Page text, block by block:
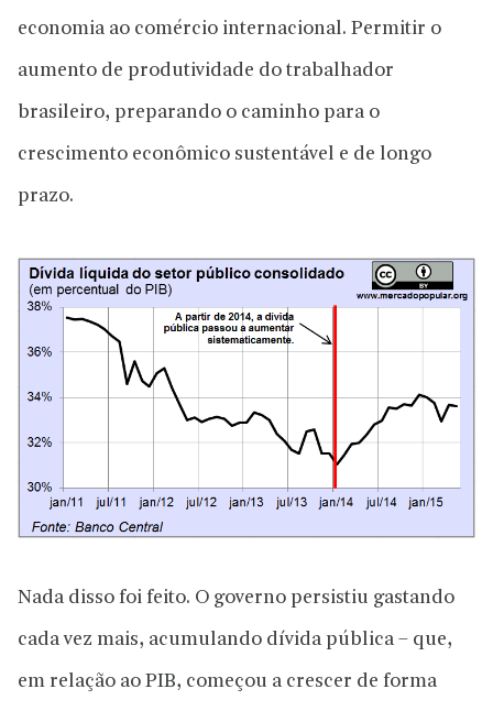
economia ao comércio internacional. Permitir o
aumento de produtividade do trabalhador
brasileiro, preparando o caminho para o
crescimento econômico sustentável e de longo
prazo.
Nada disso foi feito. O governo persistiu gastando
cada vez mais, acumulando dívida pública – que,
em relação ao PIB, começou a crescer de forma